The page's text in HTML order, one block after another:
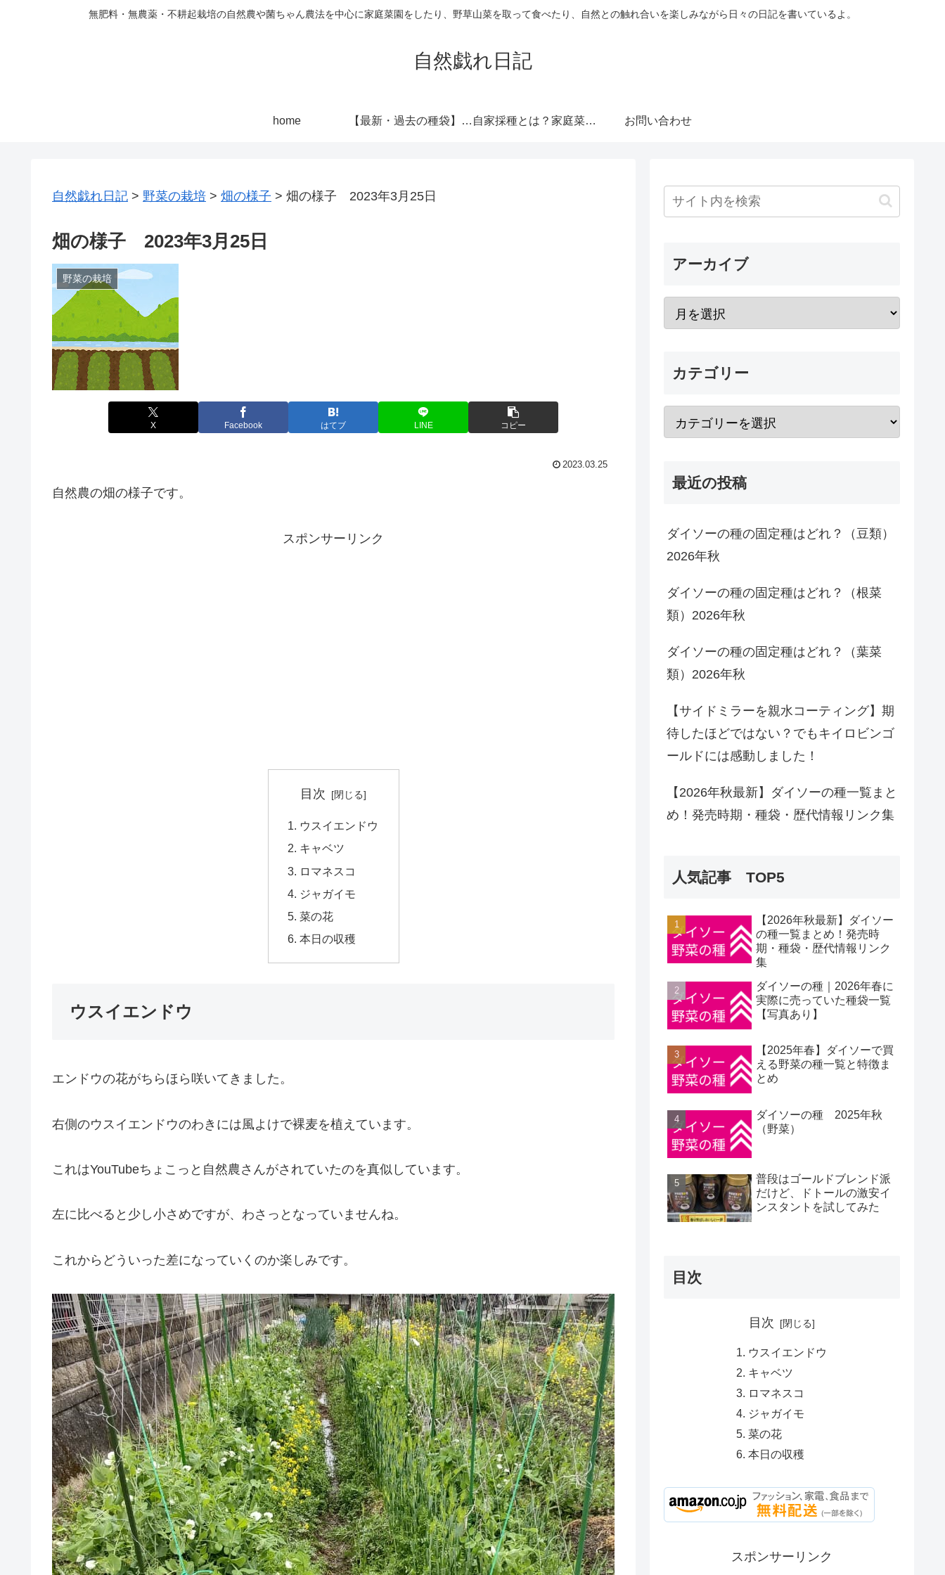
無肥料・無農薬・不耕起栽培の自然農や菌ちゃん農法を中心に家庭菜園をしたり、野草山菜を取って食べたり、自然との触れ合いを楽しみながら日々の日記を書いているよ。
自然戯れ日記
home 【最新・過去の種袋】ダイソーの種一覧まとめ！発売時期・全種類・栽培記録歴代リンク集 自家採種とは？家庭菜園で種をつなぐという選択 お問い合わせ
自然戯れ日記 > 野菜の栽培 > 畑の様子 > 畑の様子 2023年3月25日
畑の様子 2023年3月25日
野菜の栽培
X Facebook はてブ LINE コピー
2023.03.25
自然農の畑の様子です。
スポンサーリンク
目次
ウスイエンドウ
キャベツ
ロマネスコ
ジャガイモ
菜の花
本日の収穫
ウスイエンドウ
エンドウの花がちらほら咲いてきました。
右側のウスイエンドウのわきには風よけで裸麦を植えています。
これはYouTubeちょこっと自然農さんがされていたのを真似しています。
左に比べると少し小さめですが、わさっとなっていませんね。
これからどういった差になっていくのか楽しみです。
アーカイブ
カテゴリー
最近の投稿
ダイソーの種の固定種はどれ？（豆類）
2026年秋
ダイソーの種の固定種はどれ？（根菜
類）2026年秋
ダイソーの種の固定種はどれ？（葉菜
類）2026年秋
【サイドミラーを親水コーティング】期
待したほどではない？でもキイロビンゴ
ールドには感動しました！
【2026年秋最新】ダイソーの種一覧まと
め！発売時期・種袋・歴代情報リンク集
人気記事 TOP5
【2026年秋最新】ダイソー
の種一覧まとめ！発売時
期・種袋・歴代情報リンク
集
ダイソーの種｜2026年春に
実際に売っていた種袋一覧
【写真あり】
【2025年春】ダイソーで買
える野菜の種一覧と特徴ま
とめ
ダイソーの種 2025年秋
（野菜）
普段はゴールドブレンド派
だけど、ドトールの激安イ
ンスタントを試してみた
目次
目次
ウスイエンドウ
キャベツ
ロマネスコ
ジャガイモ
菜の花
本日の収穫
スポンサーリンク